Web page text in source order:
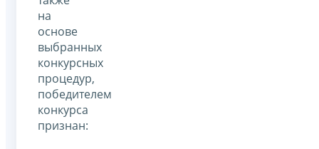
на
основе
выбранных
конкурсных
процедур,
победителем
конкурса
признан: